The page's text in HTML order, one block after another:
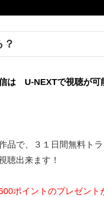
は U-NEXTで視聴が可
品で、３１日間無料ト
聴出来ます！
ポイントのプレゼント